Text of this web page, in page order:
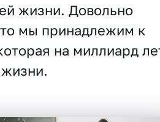
жизни. Довольно
мы принадлежим к
на миллиард